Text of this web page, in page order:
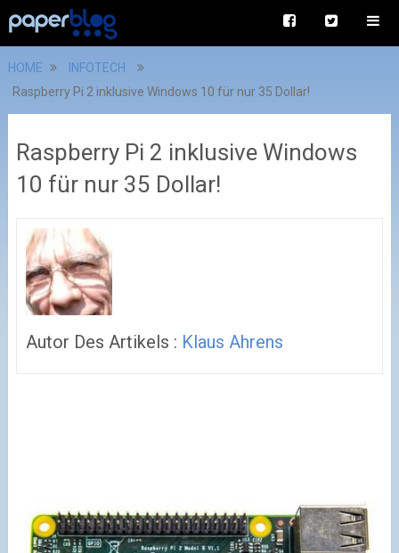
HOME
INFOTECH
Raspberry Pi 2 inklusive Windows 10 für nur 35 Dollar!
Raspberry Pi 2 inklusive Windows
10 für nur 35 Dollar!
Autor Des Artikels : Klaus Ahrens